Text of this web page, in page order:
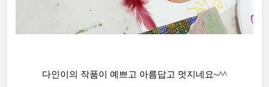
다인이의 작품이 예쁘고 아름답고 멋지네요~^^